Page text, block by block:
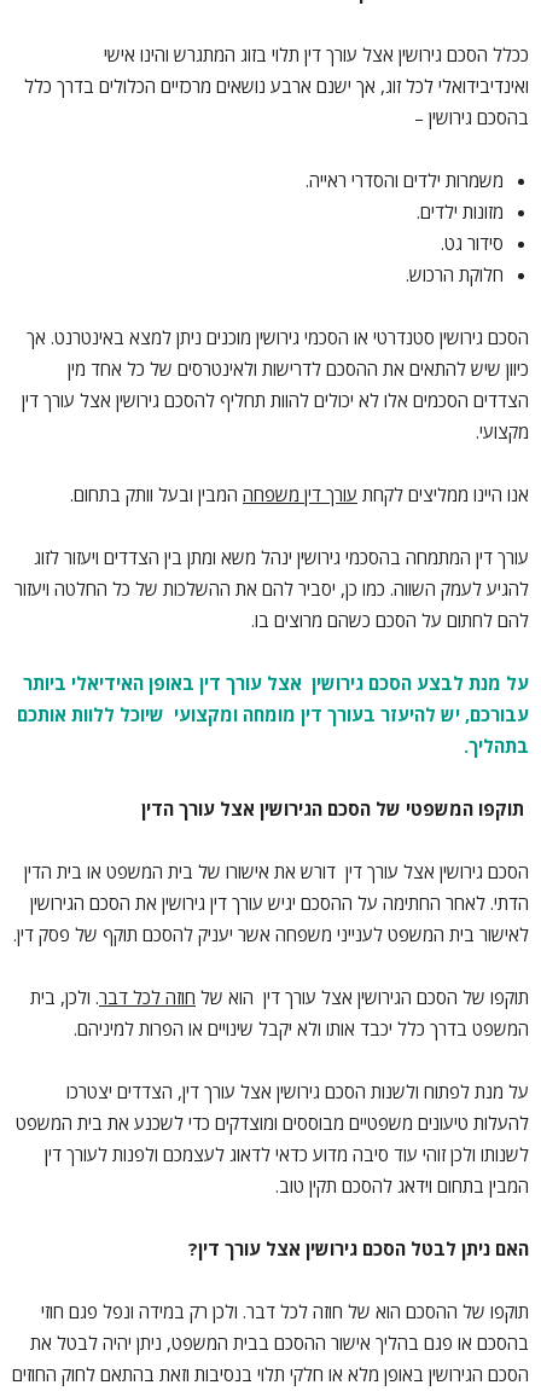
ככלל הסכם גירושין אצל עורך דין תלוי בזוג המתגרש והינו אישי
ואינדיבידואלי לכל זוג, אך ישנם ארבע נושאים מרכזיים הכלולים בדרך כלל
בהסכם גירושין –
משמרות ילדים והסדרי ראייה.
מזונות ילדים.
סידור גט.
חלוקת הרכוש.
הסכם גירושין סטנדרטי או הסכמי גירושין מוכנים ניתן למצא באינטרנט. אך
כיוון שיש להתאים את ההסכם לדרישות ולאינטרסים של כל אחד מין
הצדדים הסכמים אלו לא יכולים להוות תחליף להסכם גירושין אצל עורך דין
מקצועי.
אנו היינו ממליצים לקחת עורך דין משפחה המבין ובעל וותק בתחום.
עורך דין המתמחה בהסכמי גירושין ינהל משא ומתן בין הצדדים ויעזור לזוג
להגיע לעמק השווה. כמו כן, יסביר להם את ההשלכות של כל החלטה ויעזור
להם לחתום על הסכם כשהם מרוצים בו.
על מנת לבצע הסכם גירושין אצל עורך דין באופן האידיאלי ביותר
עבורכם, יש להיעזר בעורך דין מומחה ומקצועי שיוכל ללוות אותכם
בתהליך.
תוקפו המשפטי של הסכם הגירושין אצל עורך הדין
הסכם גירושין אצל עורך דין דורש את אישורו של בית המשפט או בית הדין
הדתי. לאחר החתימה על ההסכם יגיש עורך דין גירושין את הסכם הגירושין
לאישור בית המשפט לענייני משפחה אשר יעניק להסכם תוקף של פסק דין.
תוקפו של הסכם הגירושין אצל עורך דין הוא של חוזה לכל דבר. ולכן, בית
המשפט בדרך כלל יכבד אותו ולא יקבל שינויים או הפרות למיניהם.
על מנת לפתוח ולשנות הסכם גירושין אצל עורך דין, הצדדים יצטרכו
להעלות טיעונים משפטיים מבוססים ומוצדקים כדי לשכנע את בית המשפט
לשנותו ולכן זוהי עוד סיבה מדוע כדאי לדאוג לעצמכם ולפנות לעורך דין
המבין בתחום וידאג להסכם תקין טוב.
האם ניתן לבטל הסכם גירושין אצל עורך דין?
תוקפו של ההסכם הוא של חוזה לכל דבר. ולכן רק במידה ונפל פגם חוזי
בהסכם או פגם בהליך אישור ההסכם בבית המשפט, ניתן יהיה לבטל את
הסכם הגירושין באופן מלא או חלקי תלוי בנסיבות וזאת בהתאם לחוק החוזים